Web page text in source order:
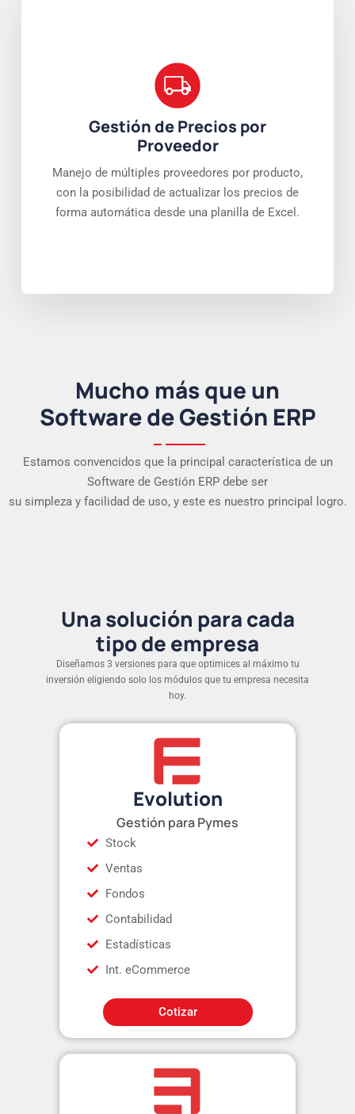
Gestión de Precios por
Proveedor
Manejo de múltiples proveedores por producto,
con la posibilidad de actualizar los precios de
forma automática desde una planilla de Excel.
Mucho más que un
Software de Gestión ERP
Estamos convencidos que la principal característica de un
Software de Gestión ERP debe ser
su simpleza y facilidad de uso, y este es nuestro principal logro.
Una solución para cada
tipo de empresa
Diseñamos 3 versiones para que optimices al máximo tu
inversión eligiendo solo los módulos que tu empresa necesita
hoy.
Evolution
Gestión para Pymes
Stock
Ventas
Fondos
Contabilidad
Estadísticas
Int. eCommerce
Cotizar